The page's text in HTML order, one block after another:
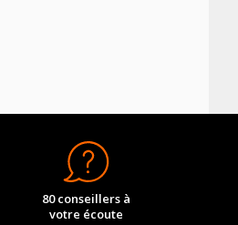
80 conseillers à
votre écoute